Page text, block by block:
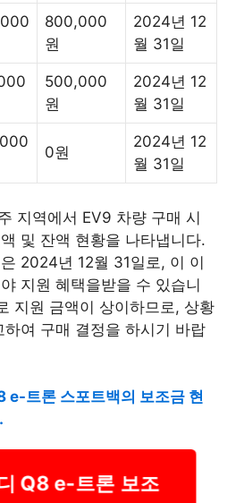
800,000
원
2024년 12
월 31일
500,000
원
2024년 12
월 31일
0원
2024년 12
월 31일
지역에서 EV9 차량 구매 시
및 잔액 현황을 나타냅니다.
2024년 12월 31일로, 이 이
지원 혜택을받을 수 있습니
지원 금액이 상이하므로, 상황
여 구매 결정을 하시기 바랍
e-트론 스포트백의 보조금 현
Q8 e-트론 보조